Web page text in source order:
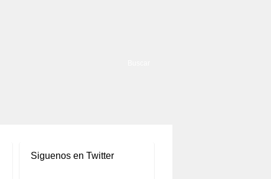
Siguenos en Twitter